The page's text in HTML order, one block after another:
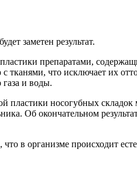
заметен результат.
препаратами,
что исключает их
и воды.
пластики носогубных складок
Об окончательном
в организме происходит